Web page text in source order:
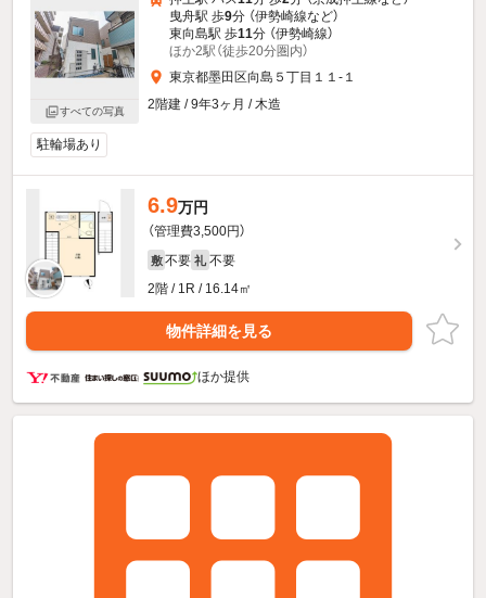
すべての写真
曳舟駅 歩9分 （伊勢崎線など）
東向島駅 歩11分 （伊勢崎線）
ほか2駅（徒歩20分圏内）
東京都墨田区向島５丁目１１-１
2階建 / 9年3ヶ月 / 木造
駐輪場あり
6.9万円
（管理費3,500円）
敷 不要 礼 不要
2階 / 1R / 16.14㎡
物件詳細を見る
ほか提供